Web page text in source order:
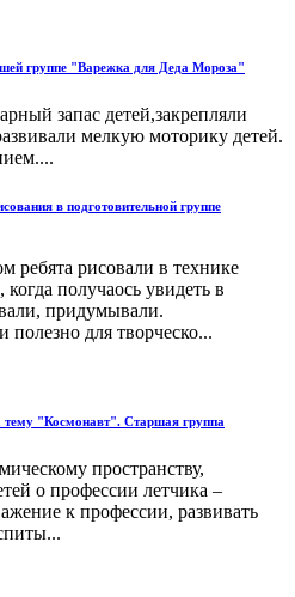
группе "Варежка для Деда Мороза"
запас детей,закрепляли
мелкую моторику детей.
в подготовительной группе
ребята рисовали в технике
получаось увидеть в
придумывали.
полезно для творческо...
тему "Космонавт". Старшая группа
пространству,
о профессии летчика –
к профессии, развивать